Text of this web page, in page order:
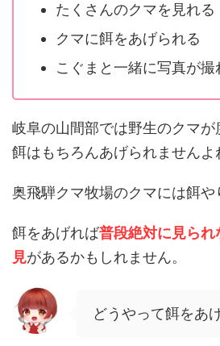
たくさんのクマを見れる
クマに餌をあげられる
こぐまと一緒に写真が撮
岐阜の山間部では野生のクマが
餌はもちろんあげられませんよ
奥飛騨クマ牧場のクマには餌や
餌をあげれば普段絶対に見ら
見があるかもしれません。
どうやって餌をあ